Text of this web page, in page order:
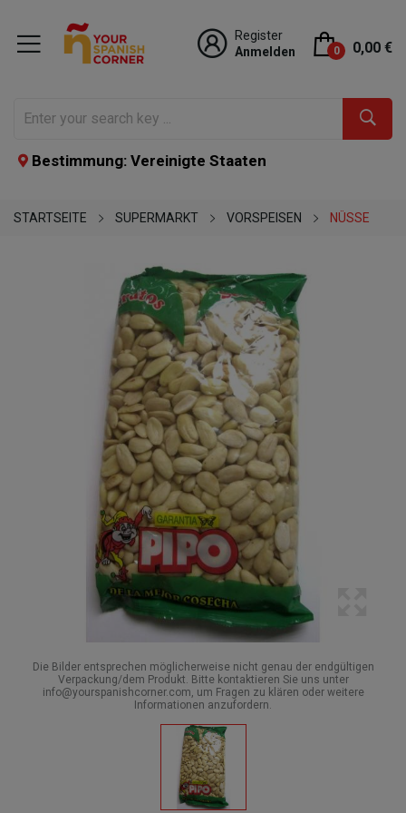
Register
Anmelden
0 0,00 €
Bestimmung: Vereinigte Staaten
STARTSEITE SUPERMARKT VORSPEISEN NÜSSE
Die Bilder entsprechen möglicherweise nicht genau der endgültigen
Verpackung/dem Produkt. Bitte kontaktieren Sie uns unter
info@yourspanishcorner.com, um Fragen zu klären oder weitere
Informationen anzufordern.